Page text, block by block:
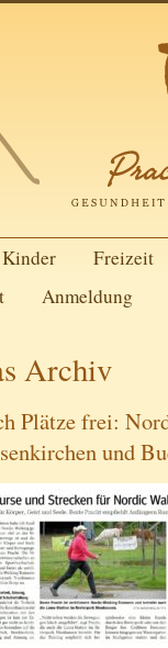
Kinder
Freizeit
Anmeldung
Archiv
Plätze frei:
und